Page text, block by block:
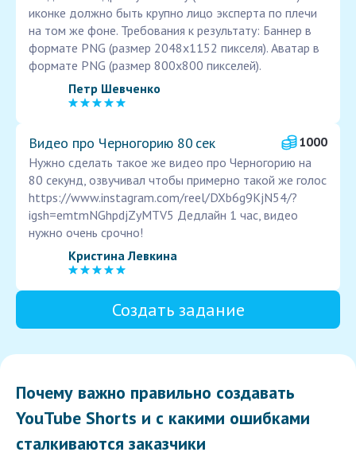
иконке должно быть крупно лицо эксперта по плечи
на том же фоне. Требования к результату: Баннер в
формате PNG (размер 2048х1152 пикселя). Аватар в
формате PNG (размер 800х800 пикселей).
Петр Шевченко
Видео про Черногорию 80 сек
1000
Нужно сделать такое же видео про Черногорию на
80 секунд, озвучивал чтобы примерно такой же голос
https://www.instagram.com/reel/DXb6g9KjN54/?
igsh=emtmNGhpdjZyMTV5 Дедлайн 1 час, видео
нужно очень срочно!
Кристина Левкина
Создать задание
Почему важно правильно создавать
YouTube Shorts и с какими ошибками
сталкиваются заказчики